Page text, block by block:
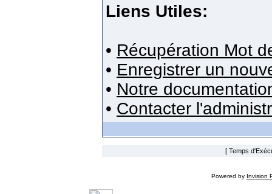
Liens Utiles:
• Récupération Mot
• Enregistrer un
• Notre
• Contacter
[ Temps
Powered by Invision